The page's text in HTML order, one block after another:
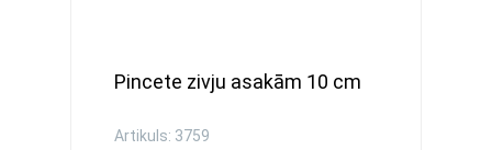
Pincete zivju asakām 10 cm
Artikuls: 3759